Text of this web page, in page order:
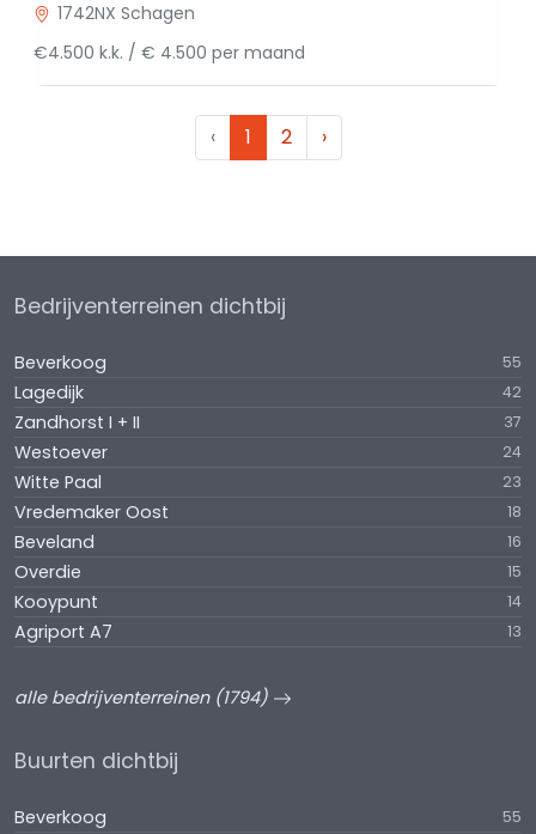
1742NX Schagen
€4.500 k.k. / € 4.500 per maand
‹ 1 2 ›
Bedrijventerreinen dichtbij
Beverkoog 55
Lagedijk 42
Zandhorst I + II 37
Westoever 24
Witte Paal 23
Vredemaker Oost 18
Beveland 16
Overdie 15
Kooypunt 14
Agriport A7 13
alle bedrijventerreinen (1794)
Buurten dichtbij
Beverkoog 55